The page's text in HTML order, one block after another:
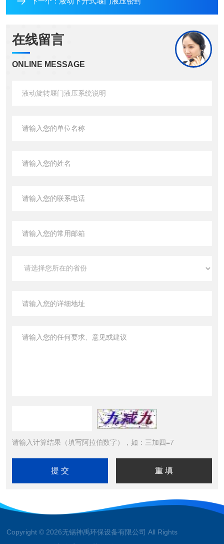
在线留言
ONLINE MESSAGE
请输入计算结果（填写阿拉伯数字），如：三加四=7
Copyright © 2026无锡神禹环保设备有限公司 All Rights